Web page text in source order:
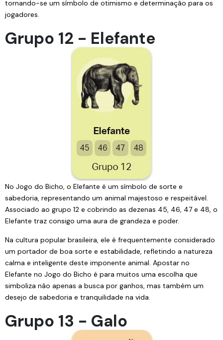
tornando-se um símbolo de otimismo e determinação para os
jogadores.
Grupo 12 - Elefante
No Jogo do Bicho, o Elefante é um símbolo de sorte e
sabedoria, representando um animal majestoso e respeitável.
Associado ao grupo 12 e cobrindo as dezenas 45, 46, 47 e 48, o
Elefante traz consigo uma aura de grandeza e poder.
Na cultura popular brasileira, ele é frequentemente considerado
um portador de boa sorte e estabilidade, refletindo a natureza
calma e inteligente deste imponente animal. Apostar no
Elefante no Jogo do Bicho é para muitos uma escolha que
simboliza não apenas a busca por ganhos, mas também um
desejo de sabedoria e tranquilidade na vida.
Grupo 13 - Galo